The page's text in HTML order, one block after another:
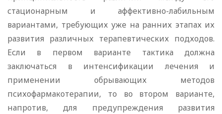
стационарным и аффективно-лабильным
вариантами, требующих уже на ранних этапах их
развития различных терапевтических подходов.
Если в первом варианте тактика должна
заключаться в интенсификации лечения и
применении обрывающих методов
психофармакотерапии, то во втором варианте,
напротив, для предупреждения развития